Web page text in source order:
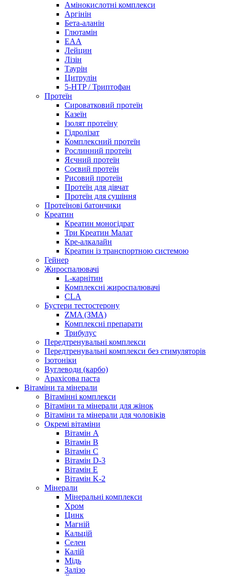
Амінокислотні комплекси
Аргінін
Бета-аланін
Глютамін
EAA
Лейцин
Лізін
Таурін
Цитрулін
5-HTP / Триптофан
Протеїн
Сироватковий протеїн
Казеїн
Ізолят протеїну
Гідролізат
Комплексний протеїн
Рослинний протеїн
Яєчний протеїн
Соєвий протеїн
Рисовий протеїн
Протеїн для дівчат
Протеїн для сушіння
Протеїнові батончики
Креатин
Креатин моногідрат
Три Креатин Малат
Кре-алкалайн
Креатин із транспортною системою
Гейнер
Жироспалювачі
L-карнітин
Комплексні жироспалювачі
CLA
Бустери тестостерону
ZMA (ЗМА)
Комплексні препарати
Трибулус
Передтренувальні комплекси
Передтренувальні комплекси без стимуляторів
Ізотоніки
Вуглеводи (карбо)
Арахісова паста
Вітаміни та мінерали
Вітамінні комплекси
Вітаміни та мінерали для жінок
Вітаміни та мінерали для чоловіків
Окремі вітаміни
Вітамін А
Вітамін B
Вітамін C
Вітамін D-3
Вітамін Е
Вітамін K-2
Мінерали
Мінеральні комплекси
Хром
Цинк
Магній
Кальцій
Селен
Калій
Мідь
Залізо